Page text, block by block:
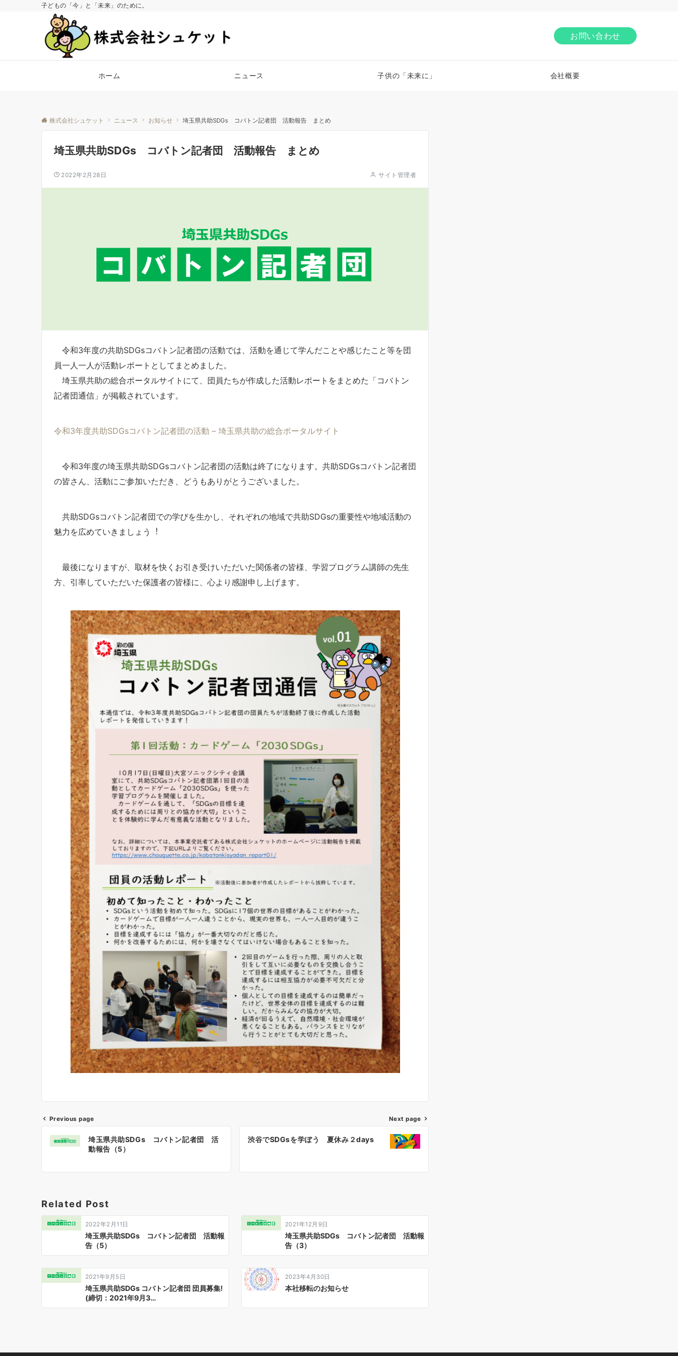
子どもの「今」と「未来」のために。
お問い合わせ
ホーム ニュース 子供の「未来に」 会社概要
株式会社シュケット ニュース お知らせ 埼玉県共助SDGs コバトン記者団 活動報告 まとめ
埼玉県共助SDGs コバトン記者団 活動報告 まとめ
2022年2月28日 サイト管理者
令和3年度の共助SDGsコバトン記者団の活動では、活動を通じて学んだことや感じたこと等を団
員一人一人が活動レポートとしてまとめました。
埼玉県共助の総合ポータルサイトにて、団員たちが作成した活動レポートをまとめた「コバトン
記者団通信」が掲載されています。
令和3年度共助SDGsコバトン記者団の活動 – 埼玉県共助の総合ポータルサイト
令和3年度の埼玉県共助SDGsコバトン記者団の活動は終了になります。共助SDGsコバトン記者団
の皆さん、活動にご参加いただき、どうもありがとうございました。
共助SDGsコバトン記者団での学びを⽣かし、それぞれの地域で共助SDGsの重要性や地域活動の
魅力を広めていきましょう︕
最後になりますが、取材を快くお引き受けいただいた関係者の皆様、学習プログラム講師の先生
方、引率していただいた保護者の皆様に、心より感謝申し上げます。
投
稿
ゲ
ー
ョ
ン
Previous page
埼玉県共助SDGs コバトン記者団 活
動報告（5）
Next page
渋谷でSDGsを学ぼう 夏休み２days
Related Post
2022年2月11日
埼玉県共助SDGs コバトン記者団 活動報
告（5）
2021年12月9日
埼玉県共助SDGs コバトン記者団 活動報
告（3）
2021年9月5日
埼玉県共助SDGs コバトン記者団 団員募集!
(締切：2021年9月3…
2023年4月30日
本社移転のお知らせ